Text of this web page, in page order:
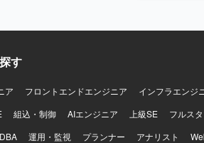
す
ア フロントエンドエンジニア
インフラエンジ
組込・制御 AIエンジニア 上級SE
フルス
DBA 運用・監視 プランナー アナリスト